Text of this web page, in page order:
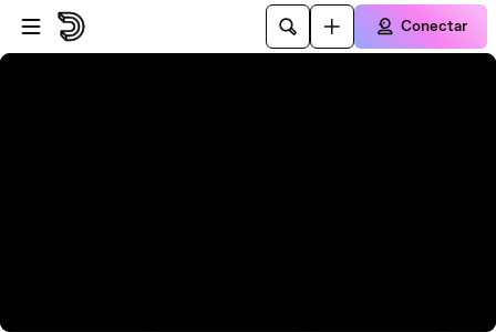
Pular para o player
Ir para o conteúdo principal
Conectar